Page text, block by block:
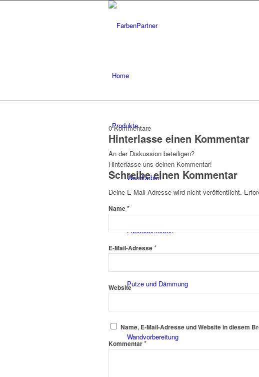
Home
Produkte
Wandfarben
Fassadenfarben
Putze und Dämmung
Wandvorbereitung
0 Kommentare
Hinterlasse einen Kommentar
An der Diskussion beteiligen?
Hinterlasse uns deinen Kommentar!
Schreibe einen Kommentar
Deine E-Mail-Adresse wird nicht veröffentlicht.
Name*
E-Mail-Adresse*
Website
Name, E-Mail-Adresse und Website in diesem
Kommentar*